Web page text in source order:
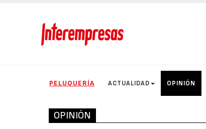
PELUQUERÍA ACTUALIDAD OPINIÓN
OPINIÓN